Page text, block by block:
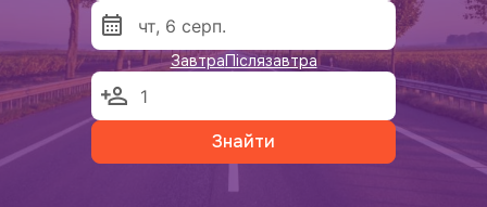
ЗавтраПіслязавтра
Знайти